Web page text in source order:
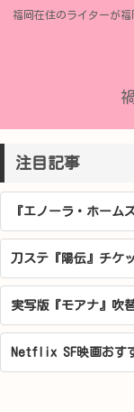
福岡在住のライターが
注目記事
『エノーラ・ホーム
刀ステ『陽伝』チケ
実写版『モアナ』吹
Netflix SF映画おす